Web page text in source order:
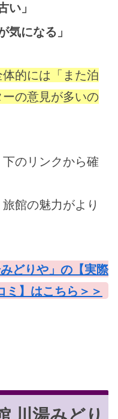
い」
気になる」
体的には「また泊
の意見が多いの
のリンクから確
館の魅力がより
どりや」の【実際
ミ】はこちら＞＞